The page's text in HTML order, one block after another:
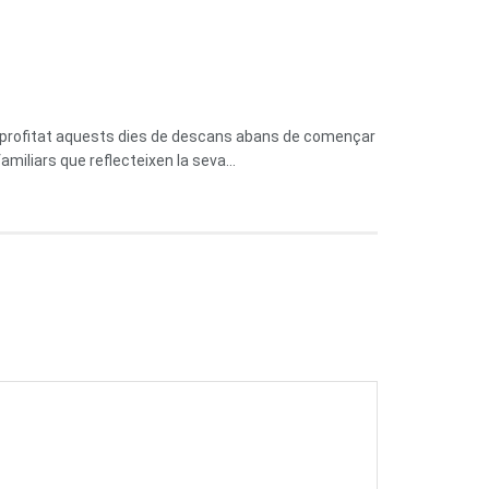
aquests dies de descans abans de començar
que reflecteixen la seva...